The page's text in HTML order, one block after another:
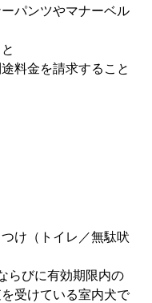
パンツやマナーベル
料金を請求すること
け（トイレ／無駄吠
らびに有効期限内の
受けている室内犬で